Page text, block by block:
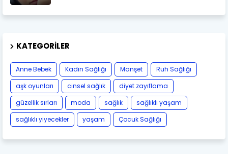
KATEGORILER
Anne Bebek Kadın Sağlığı Manşet
Ruh Sağlığı
aşk oyunları
cinsel sağlık
diyet zayıflama
güzellik sırları
moda sağlık
sağlıklı yaşam
sağlıklı yiyecekler
yaşam Çocuk Sağlığı